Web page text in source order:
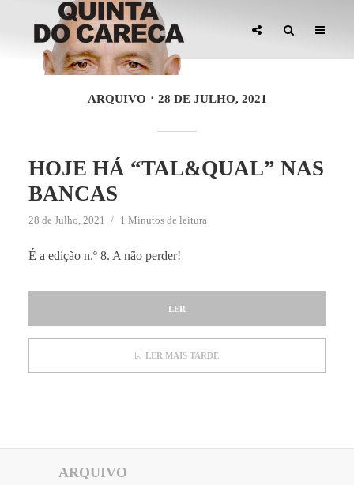
ARQUIVO 28 DE JULHO, 2021
HOJE HÁ “TAL&QUAL” NAS
BANCAS
28 de Julho, 2021 1 Minutos de leitura
É a edição n.º 8. A não perder!
LER
LER MAIS TARDE
ARQUIVO